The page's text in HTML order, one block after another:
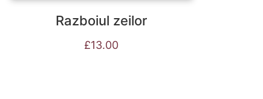
Razboiul zeilor
£13.00